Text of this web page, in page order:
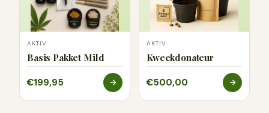
AKTIV
Basis Pakket Mild
€199,95
AKTIV
Kweekdonateur
€500,00